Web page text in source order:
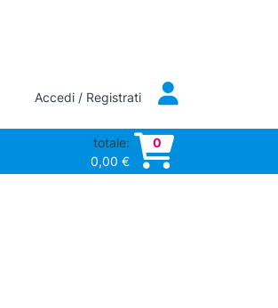
Accedi / Registrati
totale:
0,00 €
0